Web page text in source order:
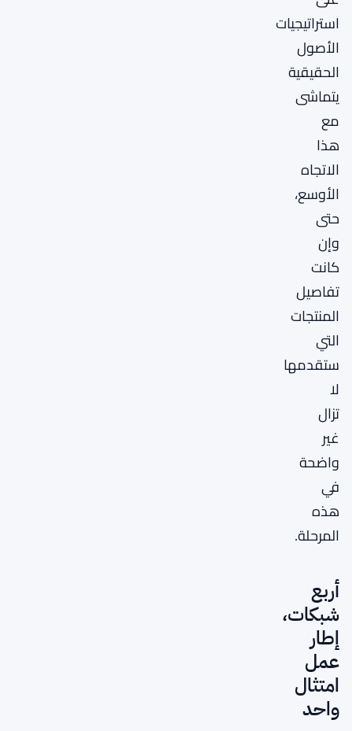
استراتيجيات
الأصول
الحقيقية
يتماشى
مع
هذا
الاتجاه
الأوسع،
حتى
وإن
كانت
تفاصيل
المنتجات
التي
ستقدمها
لا
تزال
غير
واضحة
في
هذه
المرحلة.
أربع
شبكات،
إطار
عمل
امتثال
واحد